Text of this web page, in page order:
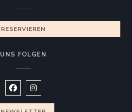
RESERVIEREN
UNS FOLGEN
Facebook ((öffnet ein neues
Instagram ((öffnet ein neues